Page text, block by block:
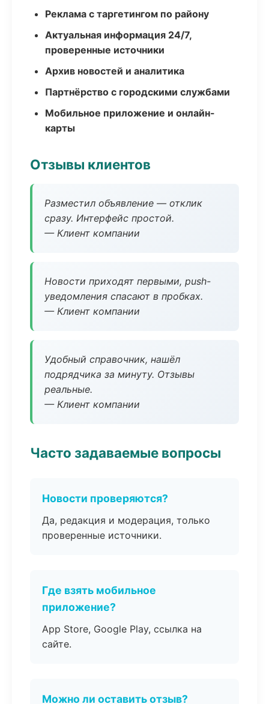
Реклама с таргетингом по району
Актуальная информация 24/7,
проверенные источники
Архив новостей и аналитика
Партнёрство с городскими службами
Мобильное приложение и онлайн-
карты
Отзывы клиентов
Разместил объявление — отклик
сразу. Интерфейс простой.
— Клиент компании
Новости приходят первыми, push-
уведомления спасают в пробках.
— Клиент компании
Удобный справочник, нашёл
подрядчика за минуту. Отзывы
реальные.
— Клиент компании
Часто задаваемые вопросы
Новости проверяются?
Да, редакция и модерация, только
проверенные источники.
Где взять мобильное
приложение?
App Store, Google Play, ссылка на
сайте.
Можно ли оставить отзыв?